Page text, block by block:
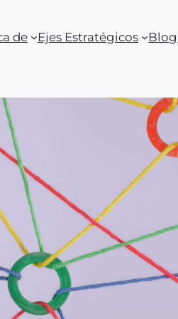
de Ejes Estratégicos Blog